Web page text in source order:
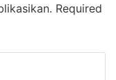
Required